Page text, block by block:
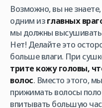
Возможно, вы не
одним изглавных
мы должны высушивать
Нет! Делайте это
больше влаги. При
трите кожу головы,
волос. Вместо этого,
прижимать волосы
впитывать большую